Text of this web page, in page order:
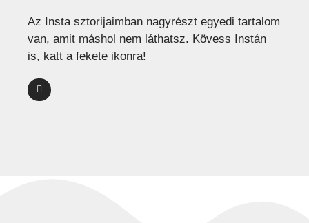
Az Insta sztorijaimban nagyrészt egyedi tartalom
van, amit máshol nem láthatsz. Kövess Instán
is, katt a fekete ikonra!